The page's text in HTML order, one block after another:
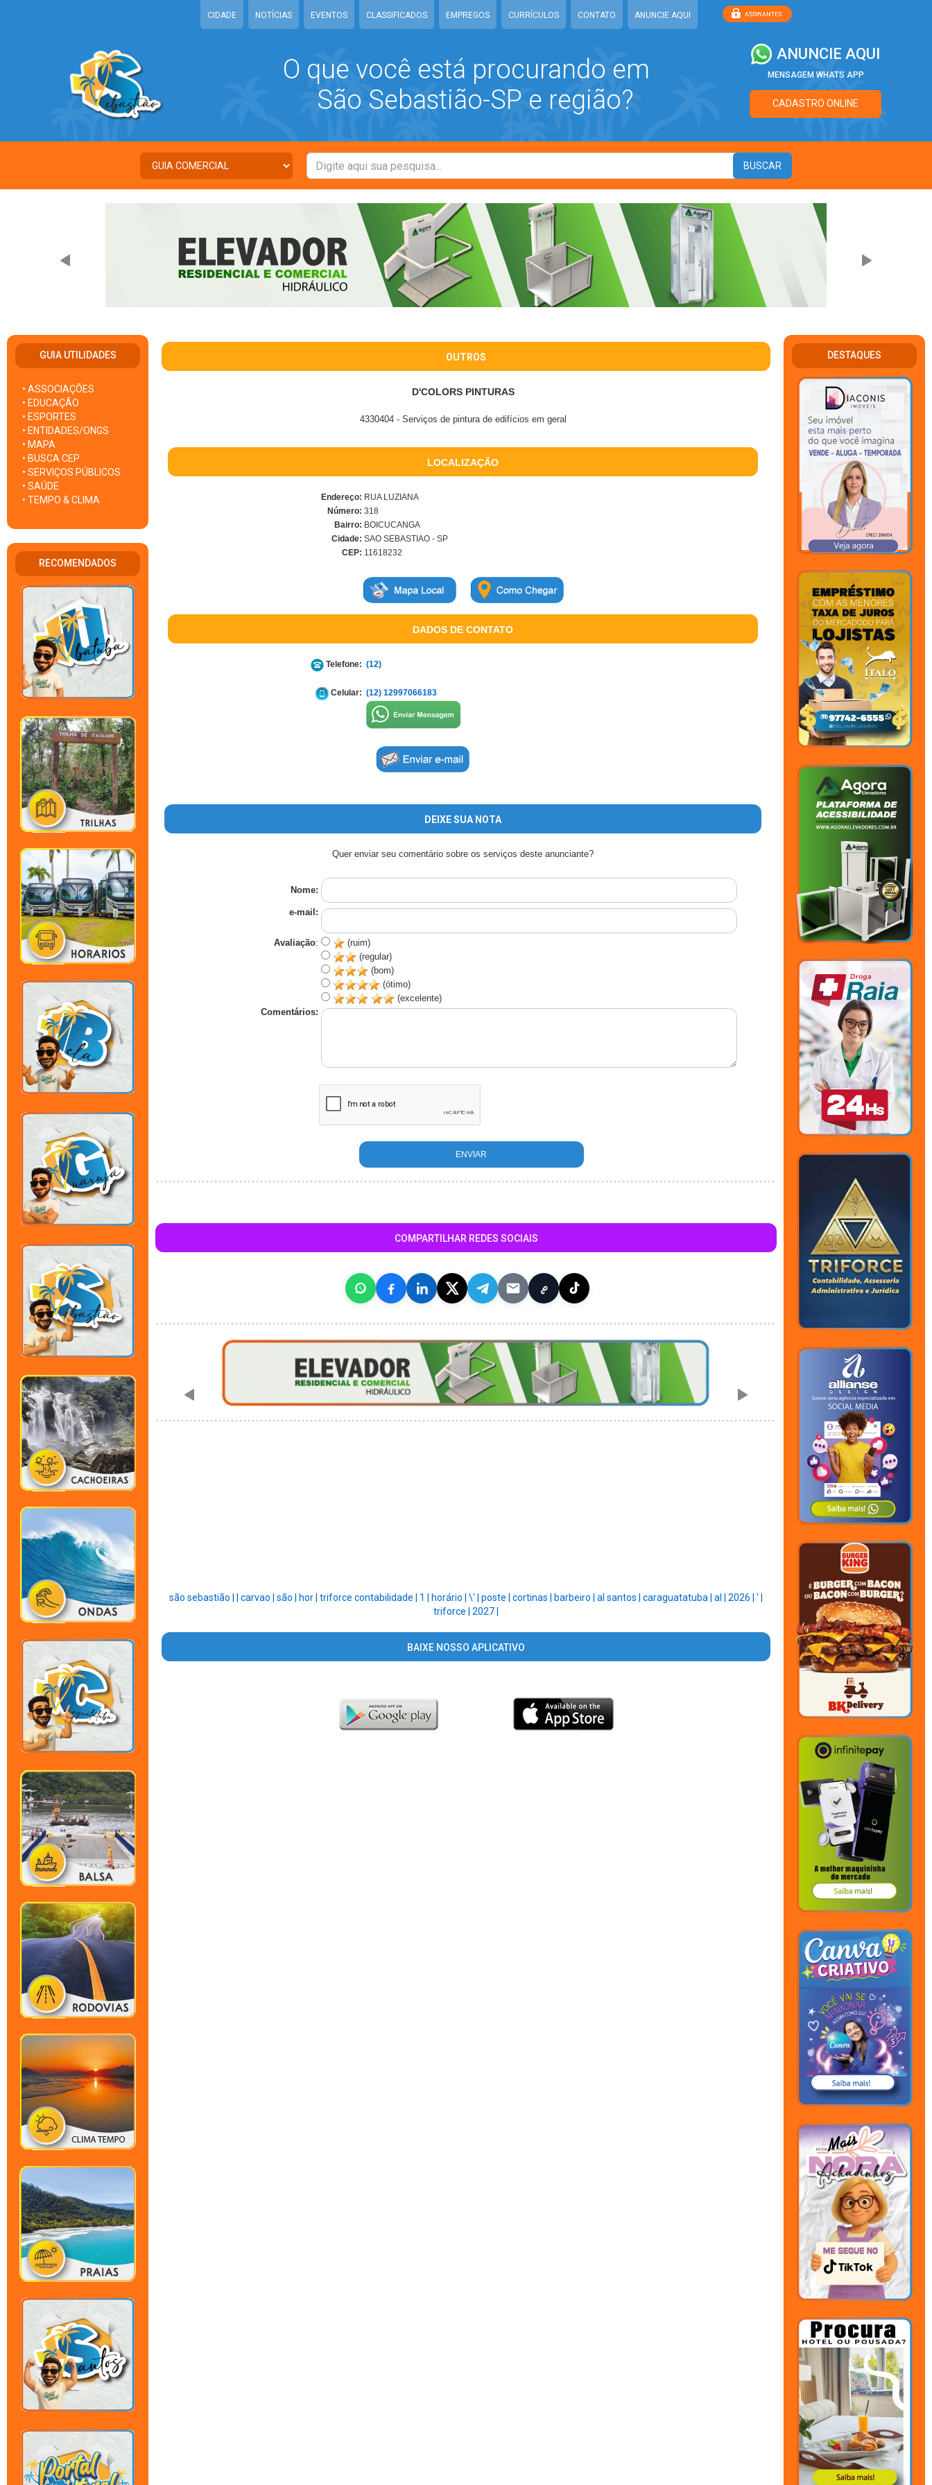
CIDADE NOTÍCIAS EVENTOS CLASSIFICADOS EMPREGOS CURRÍCULOS CONTATO ANUNCIE AQUI
O que você está procurando em
São Sebastião-SP e região?
ANUNCIE AQUI
MENSAGEM WHATS APP
CADASTRO ONLINE
GUIA UTILIDADES
• ASSOCIAÇÕES
• EDUCAÇÃO
• ESPORTES
• ENTIDADES/ONGS
• MAPA
• BUSCA CEP
• SERVIÇOS PÚBLICOS
• SAÚDE
• TEMPO & CLIMA
RECOMENDADOS
OUTROS
D'COLORS PINTURAS
4330404 - Serviços de pintura de edifícios em geral
LOCALIZAÇÃO
Endereço: RUA LUZIANA
Número: 318
Bairro: BOICUCANGA
Cidade: SAO SEBASTIAO - SP
CEP: 11618232
DADOS DE CONTATO
Telefone: (12)
Celular: (12) 12997066183
DEIXE SUA NOTA
Quer enviar seu comentário sobre os serviços deste anunciante?
Nome:
e-mail:
Avaliação:
(ruim)
(regular)
(bom)
(ótimo)
(excelente)
Comentários:
COMPARTILHAR REDES SOCIAIS
são sebastião | carvao | são | hor | triforce contabilidade | 1 | horário | \' | poste | cortinas | barbeiro | al santos | caraguatatuba | al | 2026 | ' |
triforce | 2027 |
BAIXE NOSSO APLICATIVO
DESTAQUES